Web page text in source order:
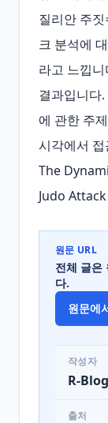
질리안 주
크 분석에
라고 느낍
결과입니다
에 관한 주
시각에서
The
Judo
원문 URL
전체 글은
다.
원문에
작성자
R-
출처